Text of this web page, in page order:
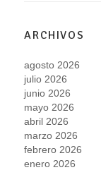
ARCHIVOS
agosto 2026
julio 2026
junio 2026
mayo 2026
abril 2026
marzo 2026
febrero 2026
enero 2026